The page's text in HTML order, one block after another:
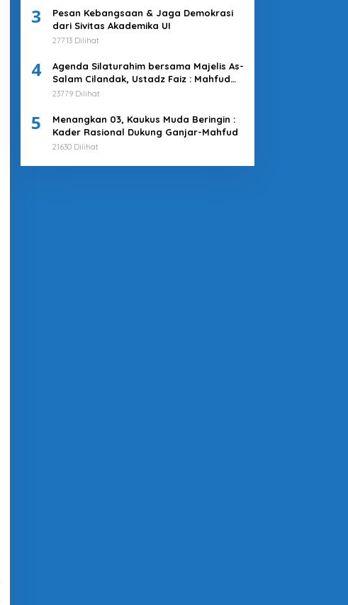
3
Pesan Kebangsaan & Jaga Demokrasi
dari Sivitas Akademika UI
27713 Dilihat
4
Agenda Silaturahim bersama Majelis As-
Salam Cilandak, Ustadz Faiz : Mahfud
MD adalah Pilihan Terbaik
23779 Dilihat
5
Menangkan 03, Kaukus Muda Beringin :
Kader Rasional Dukung Ganjar-Mahfud
21630 Dilihat